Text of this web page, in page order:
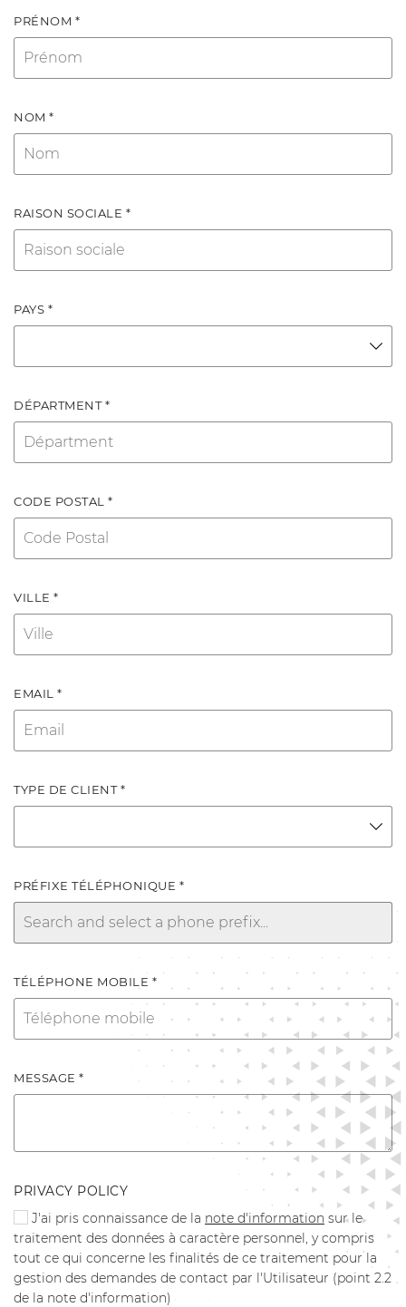
PRÉNOM *
NOM *
RAISON SOCIALE *
PAYS *
DÉPARTMENT *
CODE POSTAL *
VILLE *
EMAIL *
TYPE DE CLIENT *
PRÉFIXE TÉLÉPHONIQUE *
TÉLÉPHONE MOBILE *
MESSAGE *
PRIVACY POLICY
J'ai pris connaissance de la note d'information sur le
traitement des données à caractère personnel, y compris
tout ce qui concerne les finalités de ce traitement pour la
gestion des demandes de contact par l'Utilisateur (point 2.2
de la note d'information)